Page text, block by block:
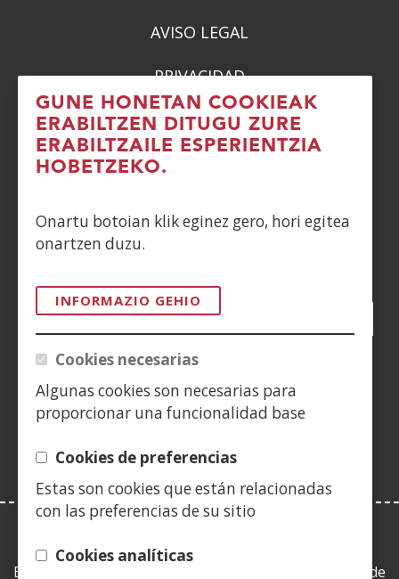
GUNE HONETAN COOKIEAK
ERABILTZEN DITUGU ZURE
ERABILTZAILE ESPERIENTZIA
HOBETZEKO.
Onartu botoian klik eginez gero, hori egitea
onartzen duzu.
INFORMAZIO GEHIO
Cookies necesarias
Algunas cookies son necesarias para
proporcionar una funcionalidad base
Cookies de preferencias
Estas son cookies que están relacionadas
con las preferencias de su sitio
Cookies analíticas
AVISO LEGAL
PRIVACIDAD
POLÍTICA DE COOKIES
DENUNCIAS
Facebook
(Ireki
leiho
berrian)
Twitter
(Ireki
leiho
berrian)
LinkedIn
(Ireki
leiho
berrian)
YouTube
(Ireki
leiho
berrian)
leiholeiholeiho
Esta web se ajusta a lo establecido en la Ley 19/2013, de